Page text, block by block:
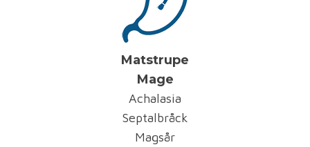
Matstrupe
Mage
Achalasia
Septalbråck
Magsår